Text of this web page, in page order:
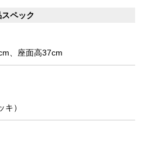
ペック
、座面高37cm
）